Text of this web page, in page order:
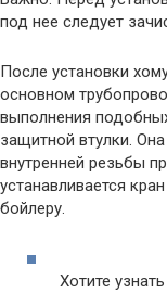
под нее следует
После установки
основном
выполнения
защитной втулки.
внутренней резьбы
устанавливается
бойлеру.
Хотите